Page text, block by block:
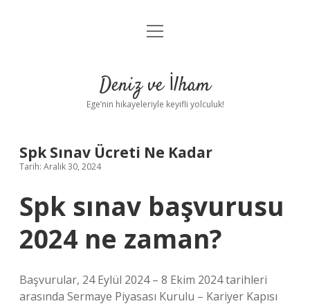
Anasayfa
Yasal Uyarı
menüyü
Deniz ve İlham
Ege’nin hikayeleriyle keyifli yolculuk!
Spk Sınav Ücreti Ne Kadar
Tarih: Aralık 30, 2024
Spk sınav başvurusu
2024 ne zaman?
Başvurular, 24 Eylül 2024 – 8 Ekim 2024 tarihleri ​​
arasında Sermaye Piyasası Kurulu – Kariyer Kapısı